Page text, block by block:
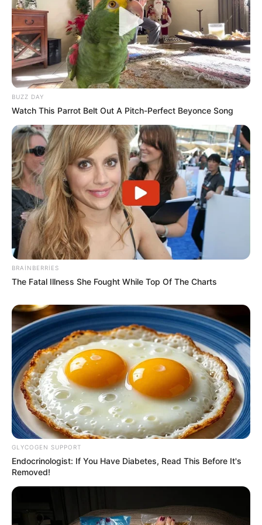
22:04 / 06 Avqust 2026 CƏMİYYƏT
Paytaxtın bu ərazilərindəqaz olmayacaq
72
21:43 / 06 Avqust 2026 CƏMİYYƏT
Əhalinin diqqətinə! Bu tarixdən havalar
SƏRİNLƏŞİR
74 0 0
BUZZ DAY
Watch This Parrot Belt Out A Pitch-Perfect Beyonce Song
BRAINBERRIES
The Fatal Illness She Fought While Top Of The Charts
GLYCOGEN SUPPORT
Endocrinologist: If You Have Diabetes, Read This Before It's
Removed!